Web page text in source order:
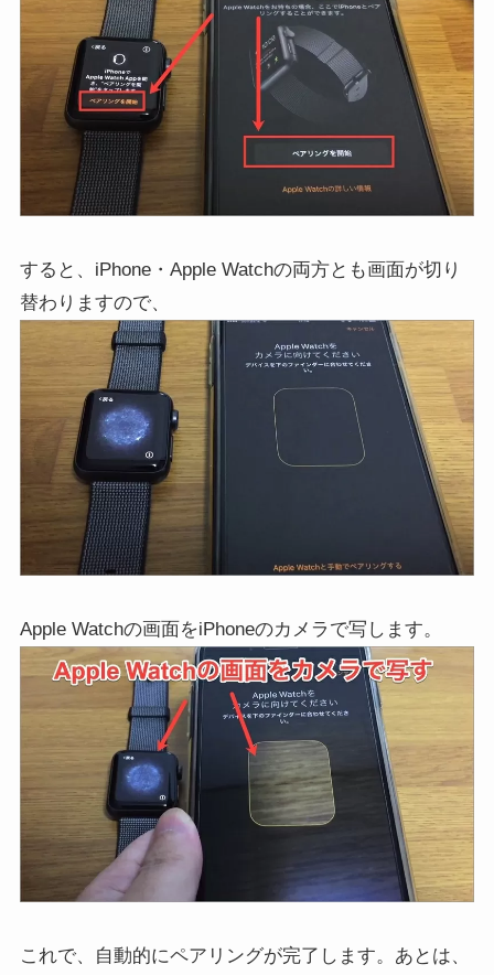
すると、iPhone・Apple Watchの両方とも画面が切り
替わりますので、
Apple Watchの画面をiPhoneのカメラで写します。
これで、自動的にペアリングが完了します。あとは、